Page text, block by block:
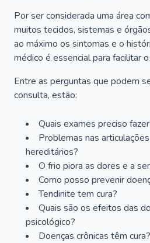
Por ser considerada uma área
muitos tecidos, sistemas e
ao máximo os sintomas e o
médico é essencial para facilitar
Entre as perguntas que podem
consulta, estão:
Quais exames preciso
Problemas nas
hereditários?
O frio piora as dores e a
Como posso prevenir
Tendinite tem cura?
Quais são os efeitos das
psicológico?
Doenças crônicas têm cura?